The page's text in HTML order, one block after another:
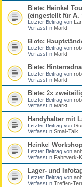
Biete: Heinkel
(eingestellt für A.
Letzter Beitrag von
Verfasst in Markt
Biete:
Letzter Beitrag von
Verfasst in Markt
Biete:
Letzter Beitrag von
Verfasst in Markt
Biete: 2x
Letzter Beitrag von
Verfasst in Markt
Handyhalter mit
Letzter Beitrag von
Verfasst in Small-Talk
Heinkel
Letzter Beitrag von anh
Verfasst in Fahrwerk-
Lager- und
Letzter Beitrag von anh
Verfasst in Treffen-